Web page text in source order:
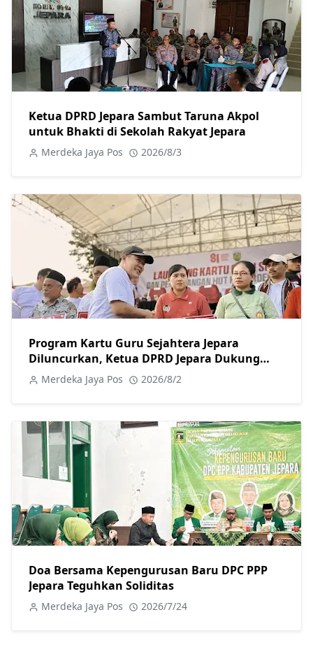
Ketua DPRD Jepara Sambut Taruna Akpol
untuk Bhakti di Sekolah Rakyat Jepara
Merdeka Jaya Pos 2026/8/3
Program Kartu Guru Sejahtera Jepara
Diluncurkan, Ketua DPRD Jepara Dukung
Kesejahteraan Guru
Merdeka Jaya Pos 2026/8/2
Doa Bersama Kepengurusan Baru DPC PPP
Jepara Teguhkan Soliditas
Merdeka Jaya Pos 2026/7/24